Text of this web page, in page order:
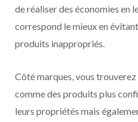
de réaliser des économies en
correspond le mieux en
produits inappropriés.
Côté marques, vous
comme des produits plus
leurs propriétés mais